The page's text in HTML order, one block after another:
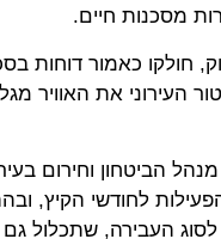
מסכנות חיים.
חולקו כאמור דוחות
העירוני את האוויר
הביטחון וחירום
לחודשי הקיץ,
העבירה, שתכלול גם